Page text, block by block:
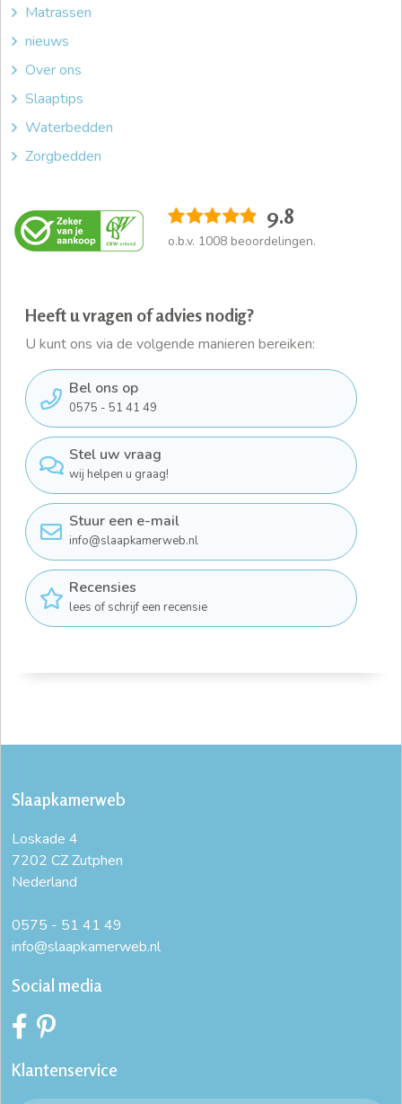
Matrassen
nieuws
Over ons
Slaaptips
Waterbedden
Zorgbedden
9.8
o.b.v. 1008 beoordelingen.
Heeft u vragen of advies nodig?
U kunt ons via de volgende manieren bereiken:
Bel ons op
0575 - 51 41 49
Stel uw vraag
wij helpen u graag!
Stuur een e-mail
info@slaapkamerweb.nl
Recensies
lees of schrijf een recensie
Slaapkamerweb
Loskade 4
7202 CZ Zutphen
Nederland
0575 - 51 41 49
info@slaapkamerweb.nl
Social media
Klantenservice